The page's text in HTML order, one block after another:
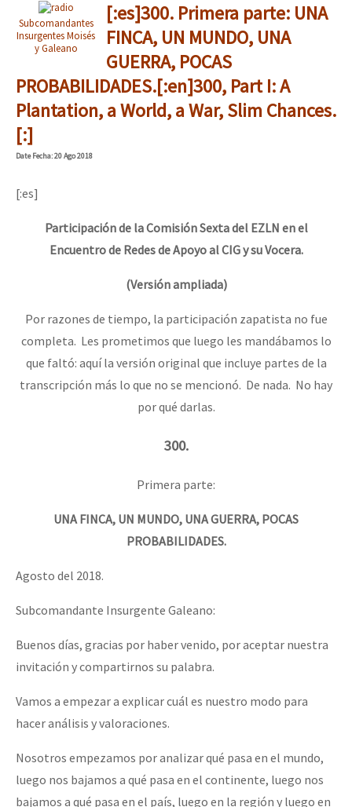
Subcomandantes
Insurgentes Moisés
y Galeano
[:es]300. Primera parte: UNA
FINCA, UN MUNDO, UNA
GUERRA, POCAS
PROBABILIDADES.[:en]300, Part I: A
Plantation, a World, a War, Slim Chances.
[:]
DateFecha: 20 Ago 2018
[:es]
Participación de la Comisión Sexta del EZLN en el
Encuentro de Redes de Apoyo al CIG y su Vocera.
(Versión ampliada)
Por razones de tiempo, la participación zapatista no fue
completa. Les prometimos que luego les mandábamos lo
que faltó: aquí la versión original que incluye partes de la
transcripción más lo que no se mencionó. De nada. No hay
por qué darlas.
300.
Primera parte:
UNA FINCA, UN MUNDO, UNA GUERRA, POCAS
PROBABILIDADES.
Agosto del 2018.
Subcomandante Insurgente Galeano:
Buenos días, gracias por haber venido, por aceptar nuestra
invitación y compartirnos su palabra.
Vamos a empezar a explicar cuál es nuestro modo para
hacer análisis y valoraciones.
Nosotros empezamos por analizar qué pasa en el mundo,
luego nos bajamos a qué pasa en el continente, luego nos
bajamos a qué pasa en el país, luego en la región y luego en